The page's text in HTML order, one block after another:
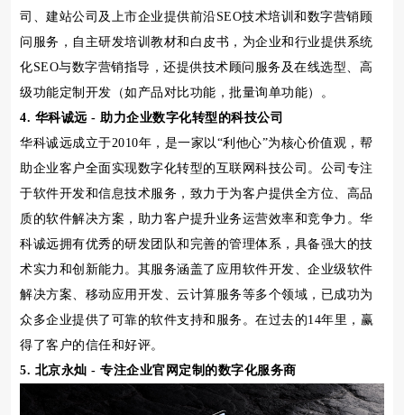
司、建站公司及上市企业提供前沿SEO技术培训和数字营销顾
问服务，自主研发培训教材和白皮书，为企业和行业提供系统
化SEO与数字营销指导，还提供技术顾问服务及在线选型、高
级功能定制开发（如产品对比功能，批量询单功能）。
4. 华科诚远 - 助力企业数字化转型的科技公司
华科诚远成立于2010年，是一家以“利他心”为核心价值观，帮
助企业客户全面实现数字化转型的互联网科技公司。公司专注
于软件开发和信息技术服务，致力于为客户提供全方位、高品
质的软件解决方案，助力客户提升业务运营效率和竞争力。华
科诚远拥有优秀的研发团队和完善的管理体系，具备强大的技
术实力和创新能力。其服务涵盖了应用软件开发、企业级软件
解决方案、移动应用开发、云计算服务等多个领域，已成功为
众多企业提供了可靠的软件支持和服务。在过去的14年里，赢
得了客户的信任和好评。
5. 北京永灿 - 专注企业官网定制的数字化服务商